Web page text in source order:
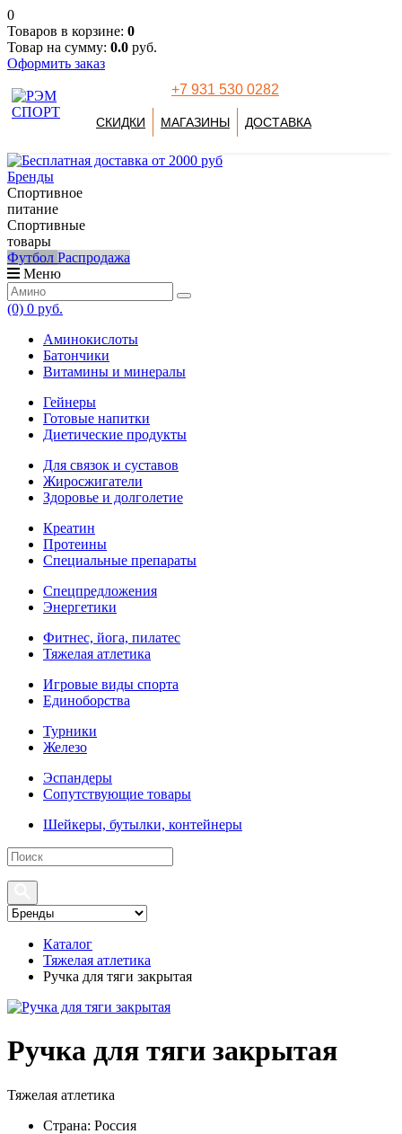
0
Товаров в корзине: 0
Товар на сумму: 0.0 руб.
Оформить заказ
+7 931 530 0282
СКИДКИ МАГАЗИНЫ ДОСТАВКА
Бренды
Спортивное
питание
Спортивные
товары
Футбол Распродажа
Меню
(0) 0 руб.
Аминокислоты
Батончики
Витамины и минералы
Гейнеры
Готовые напитки
Диетические продукты
Для связок и суставов
Жиросжигатели
Здоровье и долголетие
Креатин
Протеины
Специальные препараты
Спецпредложения
Энергетики
Фитнес, йога, пилатес
Тяжелая атлетика
Игровые виды спорта
Единоборства
Турники
Железо
Эспандеры
Сопутствующие товары
Шейкеры, бутылки, контейнеры
Каталог
Тяжелая атлетика
Ручка для тяги закрытая
Ручка для тяги закрытая
Тяжелая атлетика
Страна: Россия